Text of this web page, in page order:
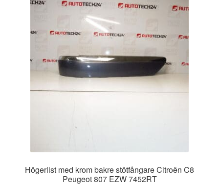
Högerlist med krom bakre stötfångare Citroën C8
Peugeot 807 EZW 7452RT